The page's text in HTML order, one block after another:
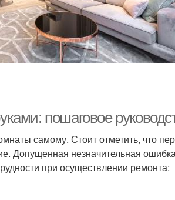
пошаговое
самому. Стоит отметить, что
Допущенная незначительная
при осуществлении ремонта: